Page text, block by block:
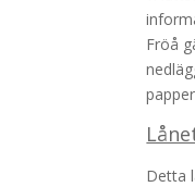
Fröå
Detta